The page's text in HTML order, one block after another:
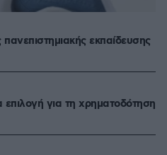
εκπαίδευσης
για τη χρηματοδότηση